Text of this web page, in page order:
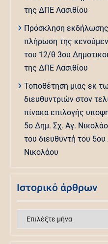
της ΔΠΕ Λασιθίου
Πρόσκληση εκδήλωσης
πλήρωση της
του 12/θ 3ου
της ΔΠΕ Λασιθίου
Τοποθέτηση μιας εκ
διευθυντριών στον
πίνακα επιλογής
5ο Δημ. Σχ. Αγ.
του διευθυντή του
Νικολάου
Ιστορικό άρθρων
Ιστορικό
άρθρων